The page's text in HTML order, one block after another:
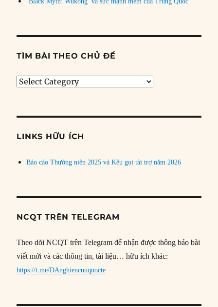
TÌM BÀI THEO CHỦ ĐỀ
Tìm
đề
LINKS HỮU ÍCH
Báo cáo Thường niên 2025 và Kêu gọi tài trợ năm 2026
NCQT TRÊN TELEGRAM
Theo dõi NCQT trên Telegram để nhận được thông báo bài
viết mới và các thông tin, tài liệu… hữu ích khác:
https://t.me/DAnghiencuuquocte